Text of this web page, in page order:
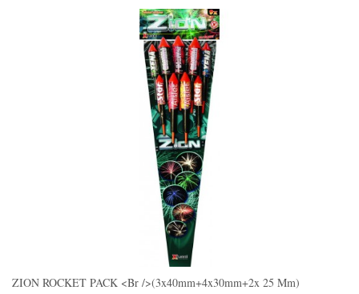
ZION ROCKET PACK <br />(3x40mm+4x30mm+2x 25 Mm)